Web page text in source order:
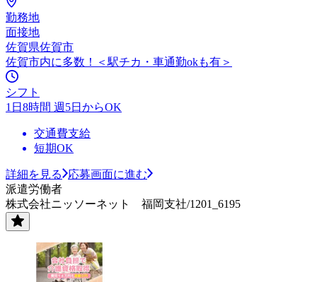
勤務地
面接地
佐賀県佐賀市
佐賀市内に多数！＜駅チカ・車通勤okも有＞
シフト
1日8時間 週5日からOK
交通費支給
短期OK
詳細を見る
応募画面に進む
派遣労働者
株式会社ニッソーネット 福岡支社/1201_6195